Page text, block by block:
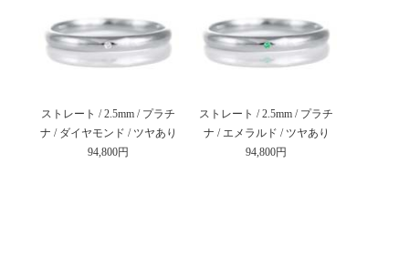
ストレート / 2.5mm / プラチ
ナ / ダイヤモンド / ツヤあり
94,800円
ストレート / 2.5mm / プラチ
ナ / エメラルド / ツヤあり
94,800円